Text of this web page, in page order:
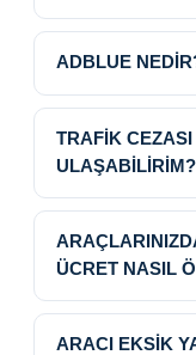
ADBLUE
TRAFİK
ULAŞABİLİRİM?
ÜCRET NASIL
ARACI EKSİK